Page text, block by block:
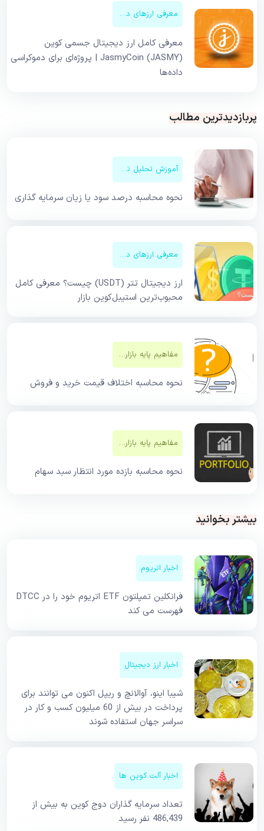
معرفی ارزهای دیجیتال
معرفی کامل ارز دیجیتال جسمی کوین
JasmyCoin (JASMY) | پروژه‌ای برای دموکراسی
داده‌ها
پربازدیدترین مطالب
آموزش تحلیل تکنیکال
نحوه محاسبه درصد سود یا زیان سرمایه گذاری
معرفی ارزهای دیجیتال
ارز دیجیتال تتر (USDT) چیست؟ معرفی کامل
محبوب‌ترین استیبل‌کوین بازار
مفاهیم پایه بازار‌های مالی
نحوه محاسبه اختلاف قیمت خرید و فروش
مفاهیم پایه بازار‌های مالی
نحوه محاسبه بازده مورد انتظار سبد سهام
بیشتر بخوانید
اخبار اتریوم
فرانکلین تمپلتون ETF اتریوم خود را در DTCC
فهرست می کند
اخبار ارز دیجیتال
شیبا اینو، آوالانچ و ریپل اکنون می توانند برای
پرداخت در بیش از 60 میلیون کسب و کار در
سراسر جهان استفاده شوند
اخبار آلت کوین ها
تعداد سرمایه گذاران دوج کوین به بیش از
486,439 نفر رسید